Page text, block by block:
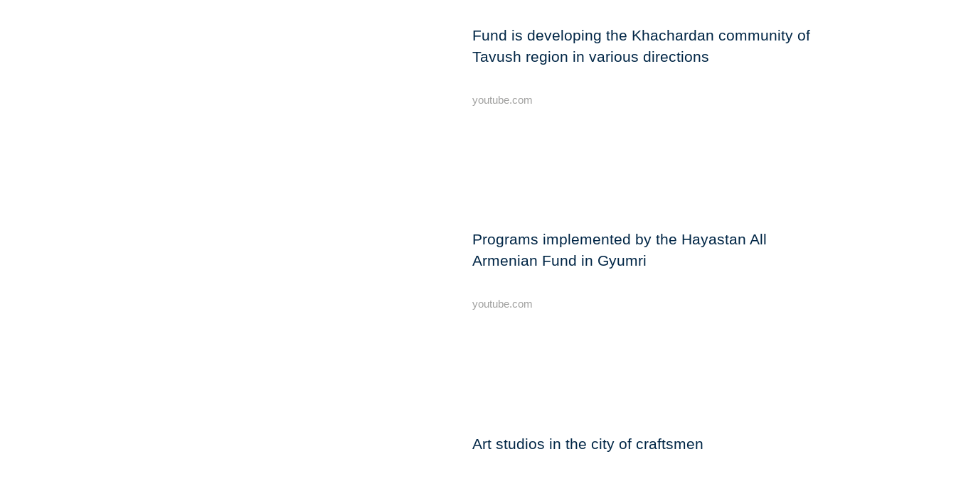
Fund is developing the Khachardan community of
Tavush region in various directions
youtube.com
Programs implemented by the Hayastan All
Armenian Fund in Gyumri
youtube.com
Art studios in the city of craftsmen